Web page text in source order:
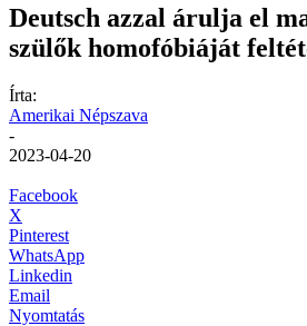
Deutsch azzal árulja el
szülők homofóbiáját
Írta:
Amerikai Népszava
-
2023-04-20
Facebook
X
Pinterest
WhatsApp
Linkedin
Email
Nyomtatás